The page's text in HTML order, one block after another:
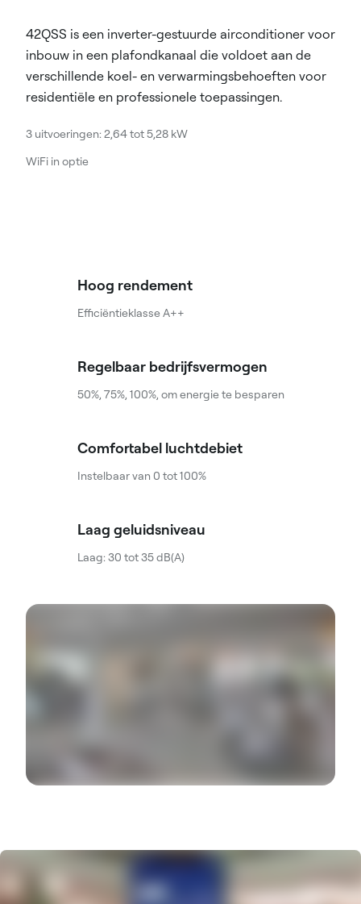
42QSS is een inverter-gestuurde airconditioner voor
inbouw in een plafondkanaal die voldoet aan de
verschillende koel- en verwarmingsbehoeften voor
residentiële en professionele toepassingen.
3 uitvoeringen: 2,64 tot 5,28 kW
WiFi in optie
Hoog rendement
Efficiëntieklasse A++
Regelbaar bedrijfsvermogen
50%, 75%, 100%, om energie te besparen
Comfortabel luchtdebiet
Instelbaar van 0 tot 100%
Laag geluidsniveau
Laag: 30 tot 35 dB(A)